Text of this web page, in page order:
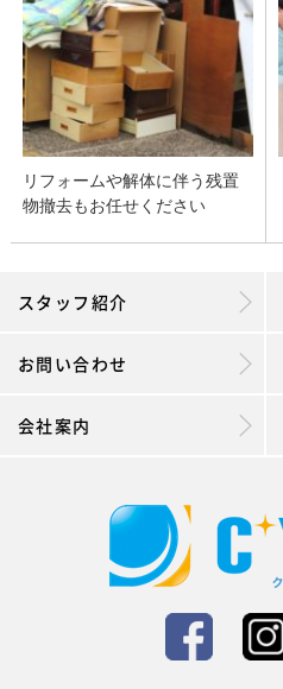
リフォームや解体に伴う残置
物撤去もお任せください
スタッフ紹介
お問い合わせ
会社案内